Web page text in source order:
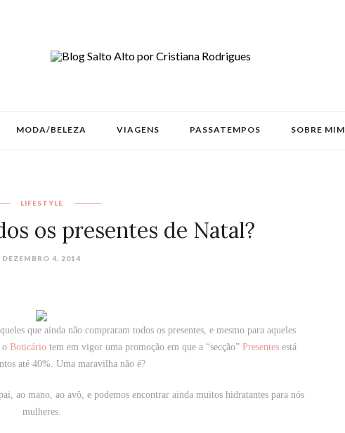
MODA/BELEZA VIAGENS PASSATEMPOS SOBRE MIM
LIFESTYLE
os presentes de Natal?
DEZEMBRO 4, 2014
que ainda não compraram todos os presentes, e mesmo para aqueles
oBoticário tem em vigor uma promoção em que a “secção” Presentes está
até 40% . Uma maravilha não é?
ao mano, ao avô, e podemos encontrar ainda muitos hidratantes para nós
mulheres.